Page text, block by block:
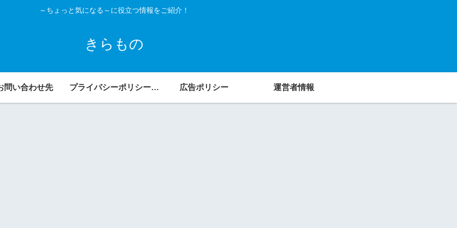
～ちょっと気になる～に役立つ情報をご紹介！
きらもの
問い合わせ先 プライバシーポリシー・免責事項 広告ポリシー 運営者情報